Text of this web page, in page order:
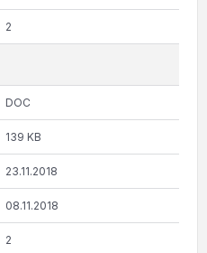
2
DOC
139 KB
23.11.2018
08.11.2018
2